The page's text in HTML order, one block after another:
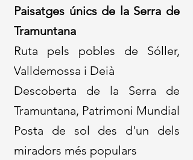
Paisatges únics de la Serra de
Tramuntana
Ruta pels pobles de Sóller,
Valldemossa i Deià
Descoberta de la Serra de
Tramuntana, Patrimoni Mundial
Posta de sol des d'un dels
miradors més populars